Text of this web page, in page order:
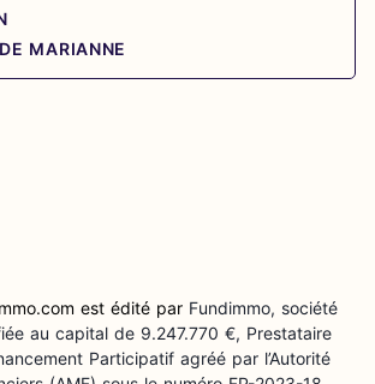
MARIANNE
est édité par Fundimmo, société
au capital de 9.247.770 €, Prestataire
Participatif agréé par l’Autorité